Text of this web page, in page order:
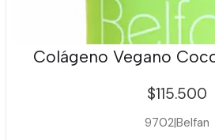
Colágeno Vegano
$115.500
9702|Belfan